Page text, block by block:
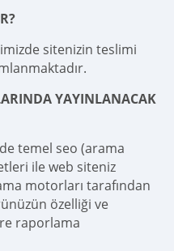
sitenizin teslimi
YAYINLANACAK
temel seo (arama
ile web siteniz
motorları tarafından
özelliği ve
raporlama